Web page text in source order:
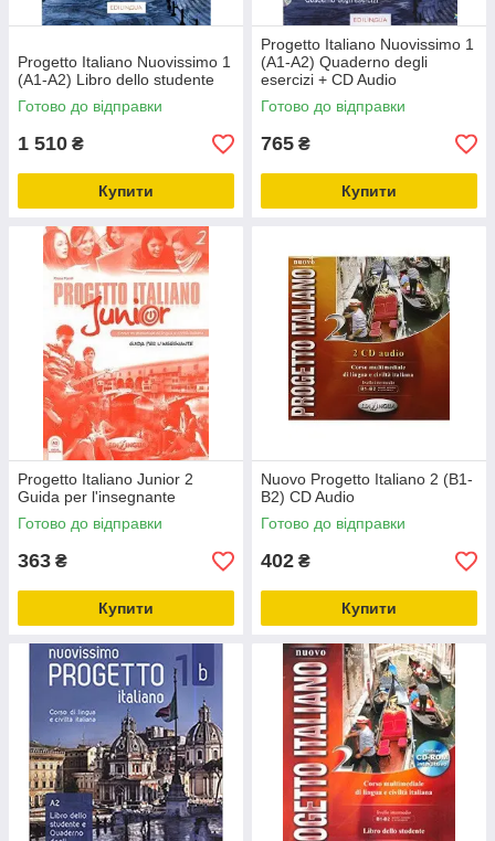
Progetto Italiano Nuovissimo 1
(A1-A2) Libro dello studente
Готово до відправки
1 510 ₴
Купити
Progetto Italiano Nuovissimo 1
(A1-A2) Quaderno degli
esercizi + CD Audio
Готово до відправки
765 ₴
Купити
Progetto Italiano Junior 2
Guida per l'insegnante
Готово до відправки
363 ₴
Купити
Nuovo Progetto Italiano 2 (B1-
B2) CD Audio
Готово до відправки
402 ₴
Купити